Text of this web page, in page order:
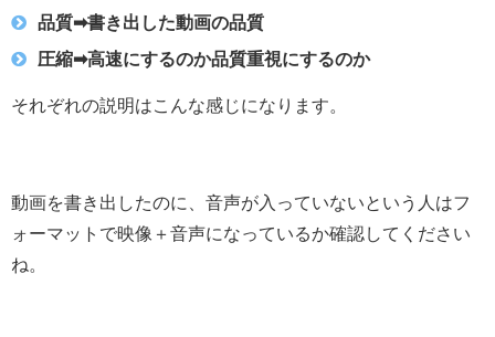
品質➡︎書き出した動画の品質
圧縮➡︎高速にするのか品質重視にするのか
それぞれの説明はこんな感じになります。
動画を書き出したのに、音声が入っていないという人はフ
ォーマットで映像＋音声になっているか確認してください
ね。